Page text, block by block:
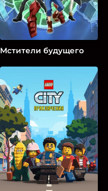
Мстители будущего